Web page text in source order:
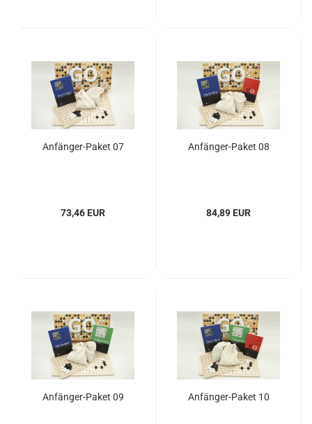
Anfänger-Paket 07
73,46 EUR
Anfänger-Paket 08
84,89 EUR
Anfänger-Paket 09 Anfänger-Paket 10